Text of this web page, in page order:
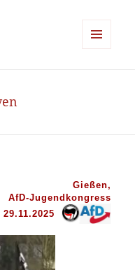
Gießen,
AfD-Jugendkongress
29.11.2025